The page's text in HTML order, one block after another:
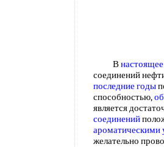
В
соединений
последние годы
способностью,
является
соединений
ароматическими
желательно